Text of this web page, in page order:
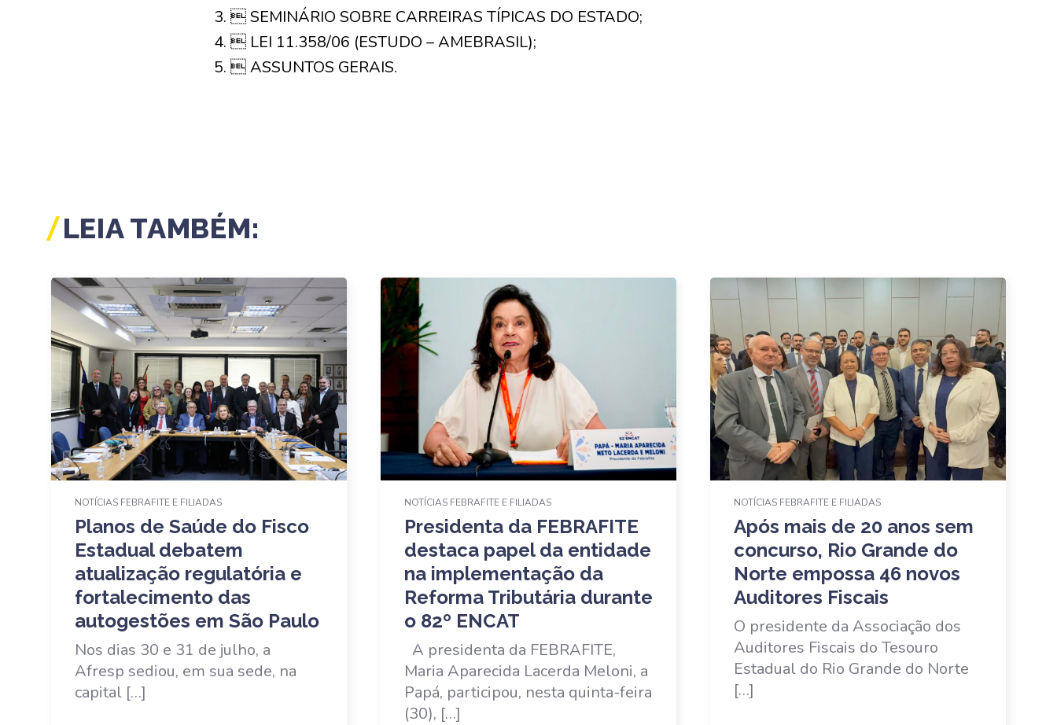
3.  SEMINÁRIO SOBRE CARREIRAS TÍPICAS DO ESTADO;
4.  LEI 11.358/06 (ESTUDO – AMEBRASIL);
5.  ASSUNTOS GERAIS.
LEIA TAMBÉM:
NOTÍCIAS FEBRAFITE E FILIADAS
Planos de Saúde do Fisco
Estadual debatem
atualização regulatória e
fortalecimento das
autogestões em São Paulo
Nos dias 30 e 31 de julho, a
Afresp sediou, em sua sede, na
capital […]
NOTÍCIAS FEBRAFITE E FILIADAS
Presidenta da FEBRAFITE
destaca papel da entidade
na implementação da
Reforma Tributária durante
o 82º ENCAT
A presidenta da FEBRAFITE,
Maria Aparecida Lacerda Meloni, a
Papá, participou, nesta quinta-feira
(30), […]
NOTÍCIAS FEBRAFITE E FILIADAS
Após mais de 20 anos sem
concurso, Rio Grande do
Norte empossa 46 novos
Auditores Fiscais
O presidente da Associação dos
Auditores Fiscais do Tesouro
Estadual do Rio Grande do Norte
[…]